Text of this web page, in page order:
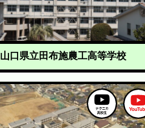
山口県立田布施農工高等学校